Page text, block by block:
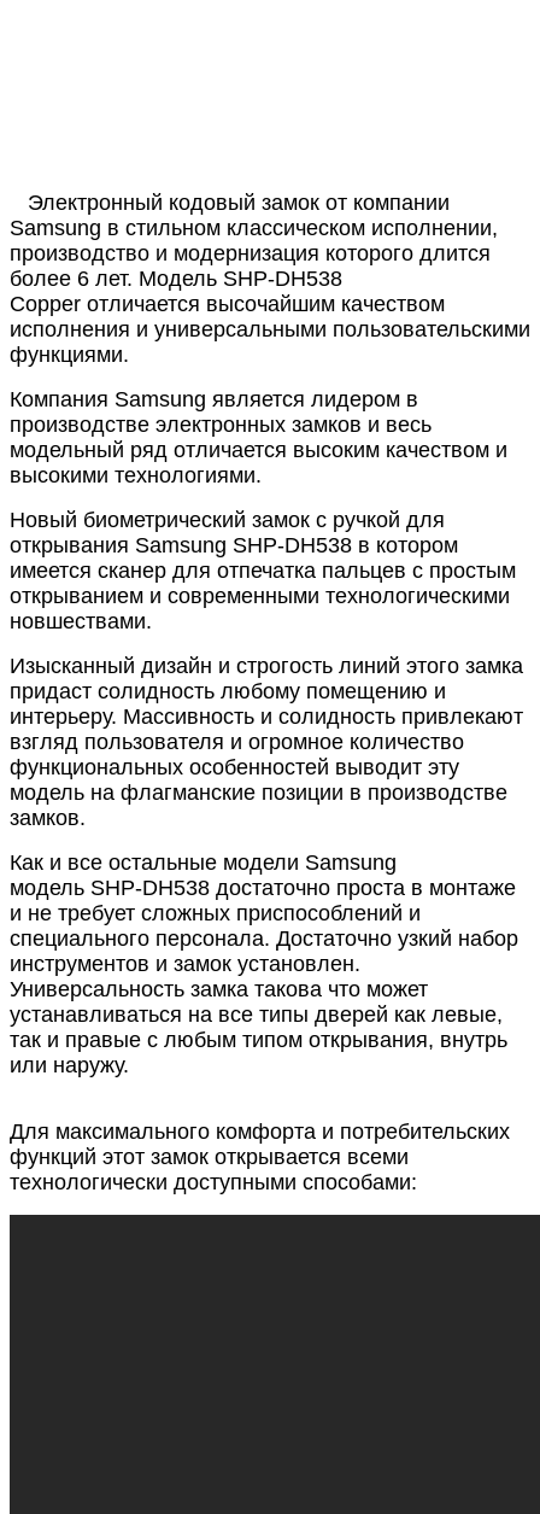
Электронный кодовый замок от компании
Samsung в стильном классическом исполнении,
производство и модернизация которого длится
более 6 лет. Модель SHP-DH538
Copper отличается высочайшим качеством
исполнения и универсальными пользовательскими
функциями.
Компания Samsung является лидером в
производстве электронных замков и весь
модельный ряд отличается высоким качеством и
высокими технологиями.
Новый биометрический замок с ручкой для
открывания Samsung SHP-DH538 в котором
имеется сканер для отпечатка пальцев с простым
открыванием и современными технологическими
новшествами.
Изысканный дизайн и строгость линий этого замка
придаст солидность любому помещению и
интерьеру. Массивность и солидность привлекают
взгляд пользователя и огромное количество
функциональных особенностей выводит эту
модель на флагманские позиции в производстве
замков.
Как и все остальные модели Samsung
модель SHP-DH538 достаточно проста в монтаже
и не требует сложных приспособлений и
специального персонала. Достаточно узкий набор
инструментов и замок установлен.
Универсальность замка такова что может
устанавливаться на все типы дверей как левые,
так и правые с любым типом открывания, внутрь
или наружу.
Для максимального комфорта и потребительских
функций этот замок открывается всеми
технологически доступными способами: